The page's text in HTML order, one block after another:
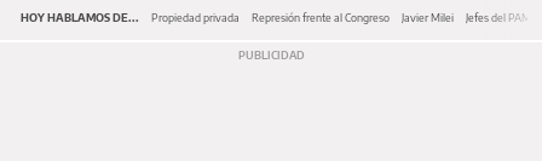
HOY HABLAMOS DE... Propiedad privada Represión frente al Congreso Javier Milei Jefes del PAMI